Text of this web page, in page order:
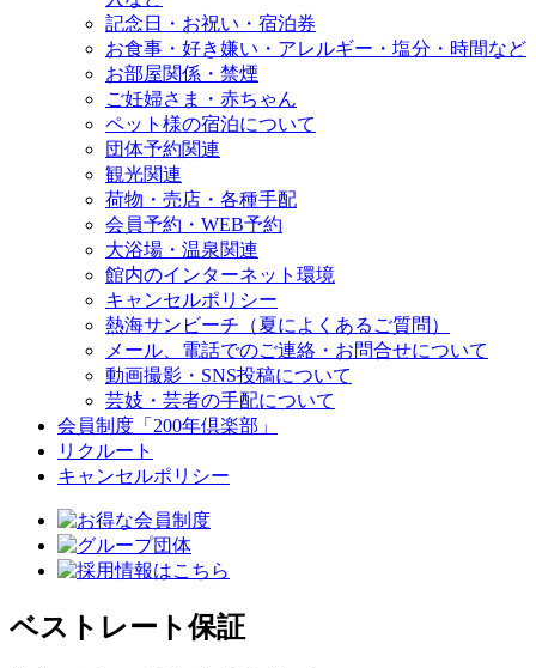
記念日・お祝い・宿泊券
お食事・好き嫌い・アレルギー・塩分・時間など
お部屋関係・禁煙
ご妊婦さま・赤ちゃん
ペット様の宿泊について
団体予約関連
観光関連
荷物・売店・各種手配
会員予約・WEB予約
大浴場・温泉関連
館内のインターネット環境
キャンセルポリシー
熱海サンビーチ（夏によくあるご質問）
メール、電話でのご連絡・お問合せについて
動画撮影・SNS投稿について
芸妓・芸者の手配について
会員制度「200年倶楽部」
リクルート
キャンセルポリシー
ベストレート保証